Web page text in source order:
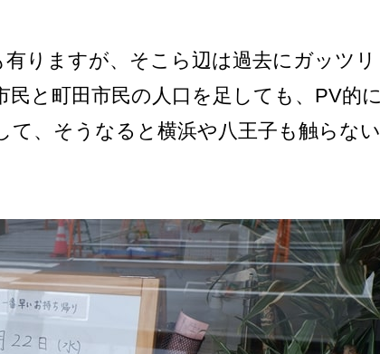
りますが、そこら辺は過去にガッツリ
と町田市民の人口を足しても、PV的に
、そうなると横浜や八王子も触らない